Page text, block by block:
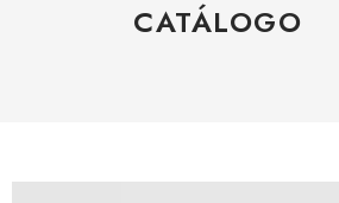
CATÁLOGO